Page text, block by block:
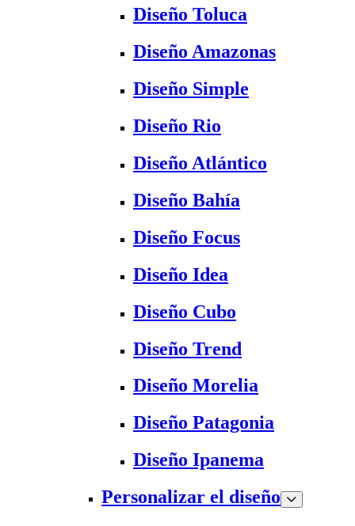
Diseño Toluca
Diseño Amazonas
Diseño Simple
Diseño Rio
Diseño Atlántico
Diseño Bahía
Diseño Focus
Diseño Idea
Diseño Cubo
Diseño Trend
Diseño Morelia
Diseño Patagonia
Diseño Ipanema
Personalizar el diseño